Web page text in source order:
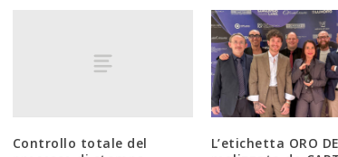
Controllo totale del
L’etichetta ORO